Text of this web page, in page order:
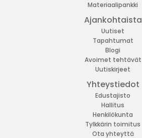
Materiaalipankki
Ajankohtaista
Uutiset
Tapahtumat
Blogi
Avoimet tehtävät
Uutiskirjeet
Yhteystiedot
Edustajisto
Hallitus
Henkilökunta
Tylkkärin toimitus
Ota yhteyttä